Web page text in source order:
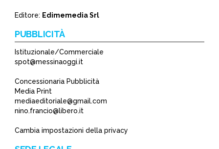
Editore: Edimemedia Srl
PUBBLICITÀ
Istituzionale/Commerciale
spot@messinaoggi.it
Concessionaria Pubblicità
Media Print
mediaeditoriale@gmail.com
nino.francio@libero.it
Cambia impostazioni della privacy